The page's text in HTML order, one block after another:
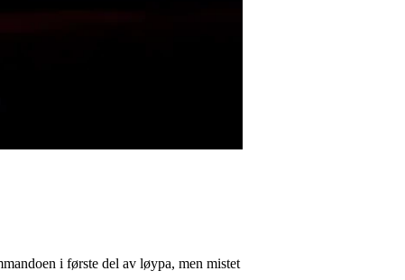
i første del av løypa, men mistet